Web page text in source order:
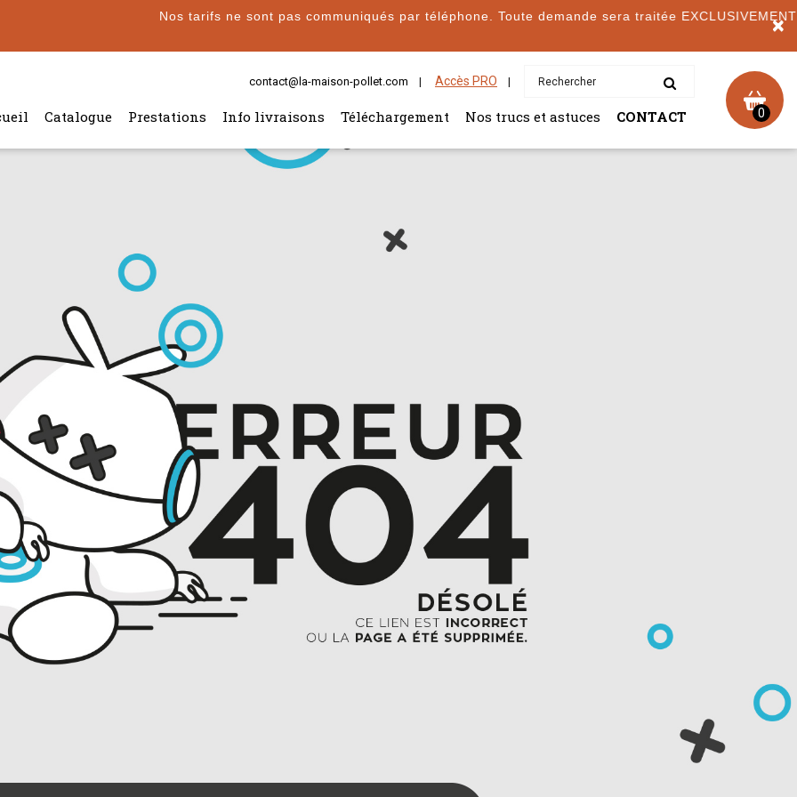
Nos tarifs ne sont pas communiqués par téléphone. Toute demande sera traitée EXCLUSIVEMENT
×
contact@la-maison-pollet.com Accès PRO
Catalogue Prestations Info livraisons Téléchargement Nos trucs et astuces CONTACT 0